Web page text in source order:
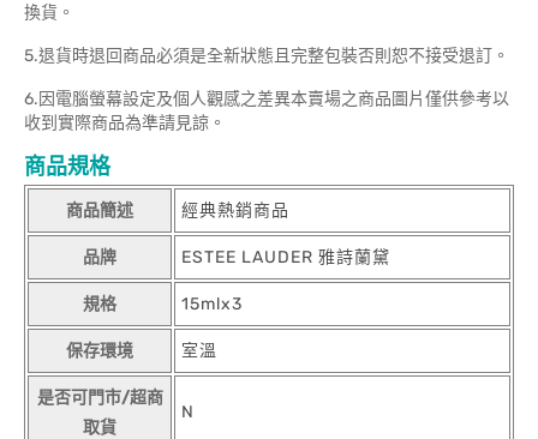
換貨。
5.退貨時退回商品必須是全新狀態且完整包裝否則恕不接受退訂。
6.因電腦螢幕設定及個人觀感之差異本賣場之商品圖片僅供參考以
收到實際商品為準請見諒。
商品規格
商品簡述 經典熱銷商品
品牌 ESTEE LAUDER 雅詩蘭黛
規格 15mlx3
保存環境 室溫
是否可門市/超商
取貨
N